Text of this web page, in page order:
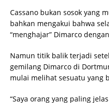
Cassano bukan sosok yang
bahkan mengakui bahwa
“menghajar” Dimarco
Namun titik balik terjadi
gemilang Dimarco di
mulai melihat sesuatu yang
“Saya orang yang paling